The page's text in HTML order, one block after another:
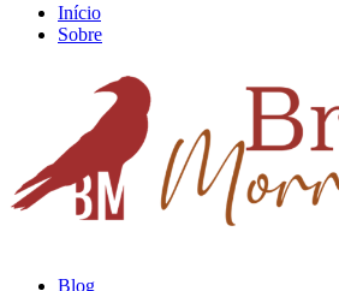
Início
Sobre
Blog